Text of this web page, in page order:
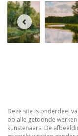
Deze site is onderdeel
op alle getoonde
kunstenaars. De